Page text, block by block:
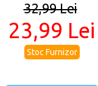
32,99 Lei
23,99 Lei
Stoc Furnizor